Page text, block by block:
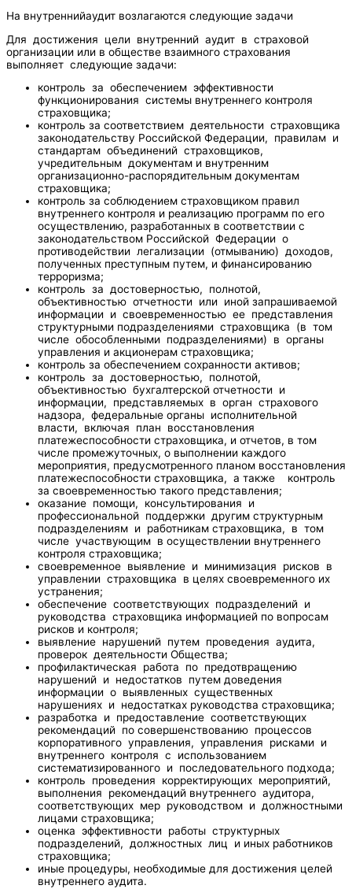
На внутреннийаудит возлагаются следующие задачи
Для достижения цели внутренний аудит в страховой
организации или в обществе взаимного страхования
выполняет следующие задачи:
контроль за обеспечением эффективности
функционирования системы внутреннего контроля
страховщика;
контроль за соответствием деятельности страховщика
законодательству Российской Федерации, правилам и
стандартам объединений страховщиков,
учредительным документам и внутренним
организационно-распорядительным документам
страховщика;
контроль за соблюдением страховщиком правил
внутреннего контроля и реализацию программ по его
осуществлению, разработанных в соответствии с
законодательством Российской Федерации о
противодействии легализации (отмыванию) доходов,
полученных преступным путем, и финансированию
терроризма;
контроль за достоверностью, полнотой,
объективностью отчетности или иной запрашиваемой
информации и своевременностью ее представления
структурными подразделениями страховщика (в том
числе обособленными подразделениями) в органы
управления и акционерам страховщика;
контроль за обеспечением сохранности активов;
контроль за достоверностью, полнотой,
объективностью бухгалтерской отчетности и
информации, представляемых в орган страхового
надзора, федеральные органы исполнительной
власти, включая план восстановления
платежеспособности страховщика, и отчетов, в том
числе промежуточных, о выполнении каждого
мероприятия, предусмотренного планом восстановления
платежеспособности страховщика, а также контроль
за своевременностью такого представления;
оказание помощи, консультирования и
профессиональной поддержки другим структурным
подразделениям и работникам страховщика, в том
числе участвующим в осуществлении внутреннего
контроля страховщика;
своевременное выявление и минимизация рисков в
управлении страховщика в целях своевременного их
устранения;
обеспечение соответствующих подразделений и
руководства страховщика информацией по вопросам
рисков и контроля;
выявление нарушений путем проведения аудита,
проверок деятельности Общества;
профилактическая работа по предотвращению
нарушений и недостатков путем доведения
информации о выявленных существенных
нарушениях и недостатках руководства страховщика;
разработка и предоставление соответствующих
рекомендаций по совершенствованию процессов
корпоративного управления, управления рисками и
внутреннего контроля с использованием
систематизированного и последовательного подхода;
контроль проведения корректирующих мероприятий,
выполнения рекомендаций внутреннего аудитора,
соответствующих мер руководством и должностными
лицами страховщика;
оценка эффективности работы структурных
подразделений, должностных лиц и иных работников
страховщика;
иные процедуры, необходимые для достижения целей
внутреннего аудита.